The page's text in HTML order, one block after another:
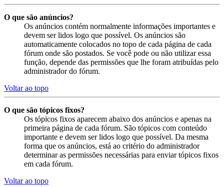
O que são anúncios?
Os anúncios contém normalmente informações importantes e
devem ser lidos logo que possível. Os anúncios são
automaticamente colocados no topo de cada página de cada
fórum onde são postados. Se você pode ou não utilizar essa
função, depende das permissões que lhe foram atribuídas pelo
administrador do fórum.
Voltar ao topo
O que são tópicos fixos?
Os tópicos fixos aparecem abaixo dos anúncios e apenas na
primeira página de cada fórum. São tópicos com conteúdo
importante e devem ser lidos logo que possível. Da mesma
forma que os anúncios, está ao critério do administrador
determinar as permissões necessárias para enviar tópicos fixos
em cada fórum.
Voltar ao topo